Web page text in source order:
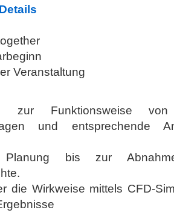
Veranstaltung
zur Funktionsweise von
und entsprechende
bis zur
die Wirkweise mittels CFD-